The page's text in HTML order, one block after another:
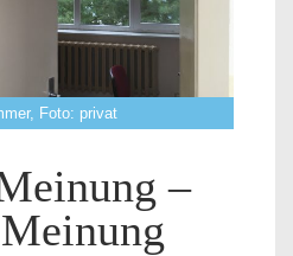
Foto: privat
–